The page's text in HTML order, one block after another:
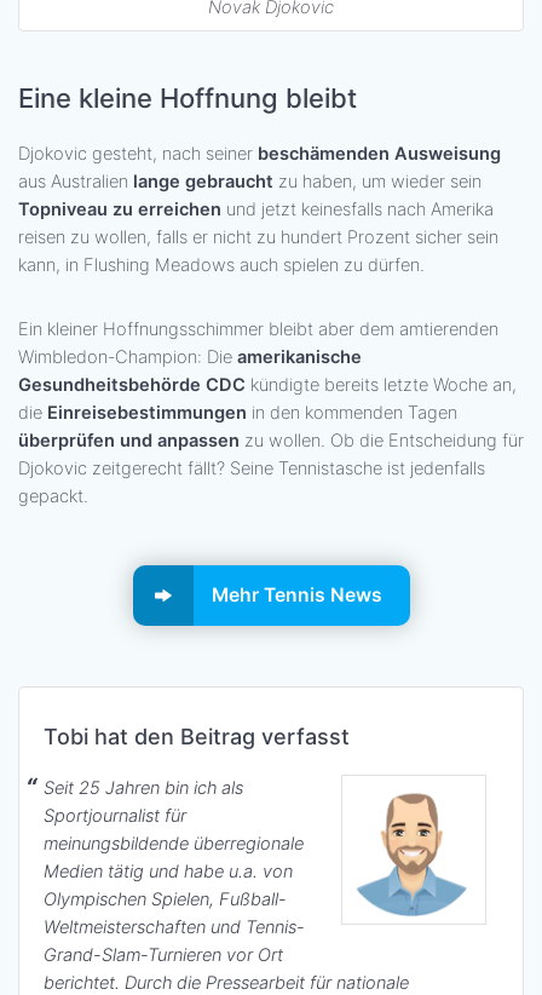
Novak Djokovic
Eine kleine Hoffnung bleibt
Djokovic gesteht, nach seiner beschämenden Ausweisung
aus Australien lange gebraucht zu haben, um wieder sein
Topniveau zu erreichen und jetzt keinesfalls nach Amerika
reisen zu wollen, falls er nicht zu hundert Prozent sicher sein
kann, in Flushing Meadows auch spielen zu dürfen.
Ein kleiner Hoffnungsschimmer bleibt aber dem amtierenden
Wimbledon-Champion: Die amerikanische
Gesundheitsbehörde CDC kündigte bereits letzte Woche an,
die Einreisebestimmungen in den kommenden Tagen
überprüfen und anpassen zu wollen. Ob die Entscheidung für
Djokovic zeitgerecht fällt? Seine Tennistasche ist jedenfalls
gepackt.
Mehr Tennis News
Tobi hat den Beitrag verfasst
Seit 25 Jahren bin ich als
Sportjournalist für
meinungsbildende überregionale
Medien tätig und habe u.a. von
Olympischen Spielen, Fußball-
Weltmeisterschaften und Tennis-
Grand-Slam-Turnieren vor Ort
berichtet. Durch die Pressearbeit für nationale